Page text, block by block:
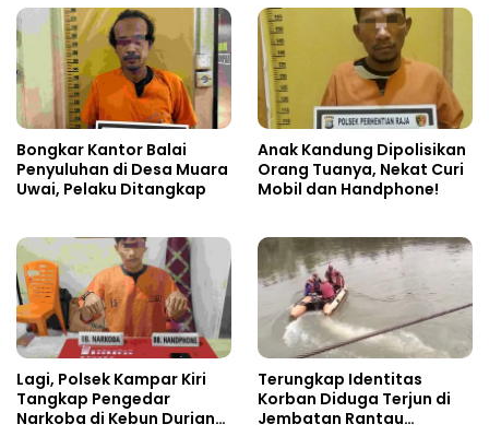
Bongkar Kantor Balai
Penyuluhan di Desa Muara
Uwai, Pelaku Ditangkap
Anak Kandung Dipolisikan
Orang Tuanya, Nekat Curi
Mobil dan Handphone!
Lagi, Polsek Kampar Kiri
Tangkap Pengedar
Narkoba di Kebun Durian
Terungkap Identitas
Korban Diduga Terjun di
Jembatan Rantau